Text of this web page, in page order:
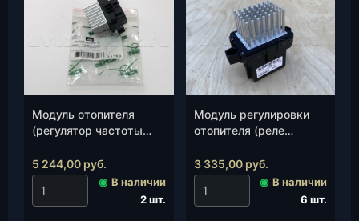
Модуль отопителя
(регулятор частоты
05. 2012 г.)(3163-00-
8101092-30)
(29406031), шт.
5 244,00 руб.
◉ В наличии
2 шт.
Модуль регулировки
отопителя (реле
УАЗ PATRIOT нов. обр.
«BOSCH» (F 011 500
144) (3163-00-
8101092-50, шт.
3 335,00 руб.
◉ В наличии
6 шт.